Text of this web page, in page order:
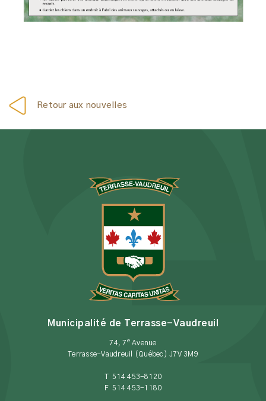
Retour aux nouvelles
Municipalité de Terrasse-Vaudreuil
74, 7 eAvenue
Terrasse-Vaudreuil (Québec) J7V 3M9
T 514 453-8120
F 514 453-1180